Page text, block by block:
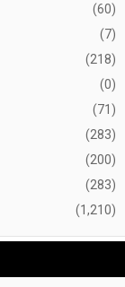
(60)
(7)
(218)
(0)
(71)
(283)
(200)
(283)
(1,210)